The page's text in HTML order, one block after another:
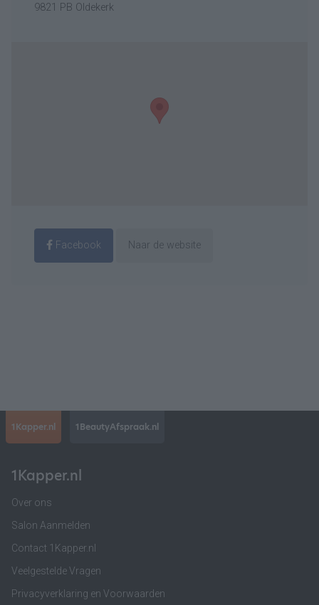
9821 PB Oldekerk
Facebook Naar de website
1Kapper.nl 1BeautyAfspraak.nl
1Kapper.nl
Over ons
Salon Aanmelden
Contact 1Kapper.nl
Veelgestelde Vragen
Privacyverklaring en Voorwaarden